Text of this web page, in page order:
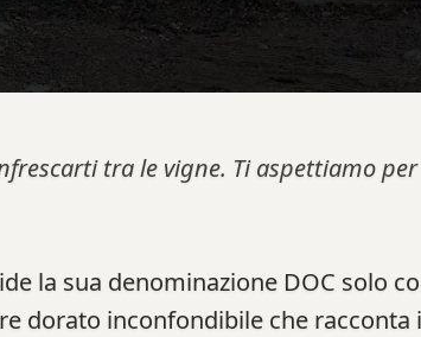
tra le vigne. Ti aspettiamo
la sua denominazione DOC solo
dorato inconfondibile che racconta